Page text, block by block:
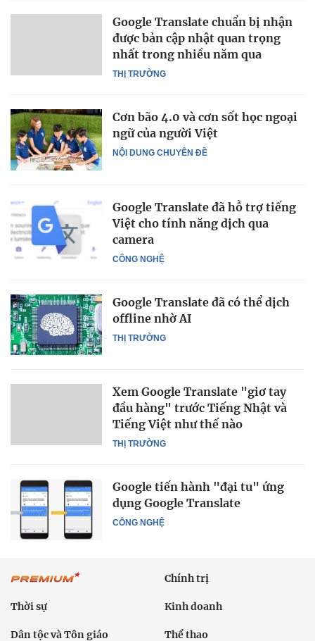
THỊ TRƯỜNG
Google Translate chuẩn bị nhận
được bản cập nhật quan trọng
nhất trong nhiều năm qua
NỘI DUNG CHUYÊN ĐỀ
Cơn bão 4.0 và cơn sốt học ngoại
ngữ của người Việt
CÔNG NGHỆ
Google Translate đã hỗ trợ tiếng
Việt cho tính năng dịch qua
camera
THỊ TRƯỜNG
Google Translate đã có thể dịch
offline nhờ AI
THỊ TRƯỜNG
Xem Google Translate "giơ tay
đầu hàng" trước Tiếng Nhật và
Tiếng Việt như thế nào
CÔNG NGHỆ
Google tiến hành "đại tu" ứng
dụng Google Translate
Chính trị
Thời sự Kinh doanh
Dân tộc và Tôn giáo Thể thao